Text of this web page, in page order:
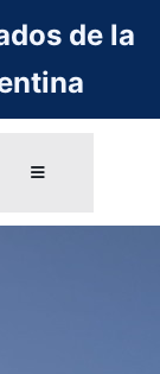
de la